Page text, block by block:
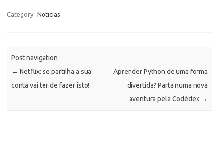
Category: Noticias
Post navigation
← Netflix: se partilha a sua
conta vai ter de fazer isto!
Aprender Python de uma forma
divertida? Parta numa nova
aventura pela Codédex →